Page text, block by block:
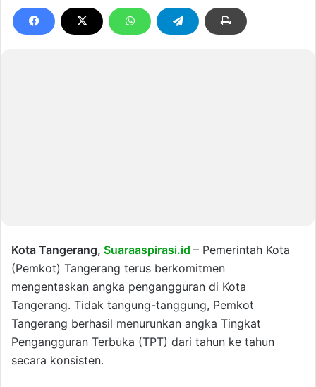
Kota Tangerang, Suaraaspirasi.id – Pemerintah Kota
(Pemkot) Tangerang terus berkomitmen
mengentaskan angka pengangguran di Kota
Tangerang. Tidak tangung-tanggung, Pemkot
Tangerang berhasil menurunkan angka Tingkat
Pengangguran Terbuka (TPT) dari tahun ke tahun
secara konsisten.